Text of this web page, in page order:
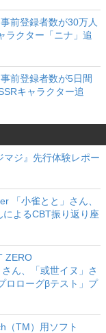
前登録者数が30万人
ラクター「ニナ」追
前登録者数が5日間
キャラクター追
ジ』先行体験レポー
「小雀とと」さん、
によるCBT振り返り座
ZERO
ん、「或世イヌ」さ
ロローグβテスト」プ
（TM）用ソフト